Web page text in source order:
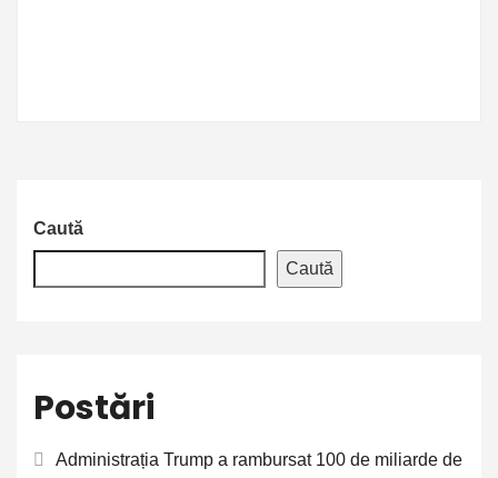
Caută
Caută
Postări
Administrația Trump a rambursat 100 de miliarde de